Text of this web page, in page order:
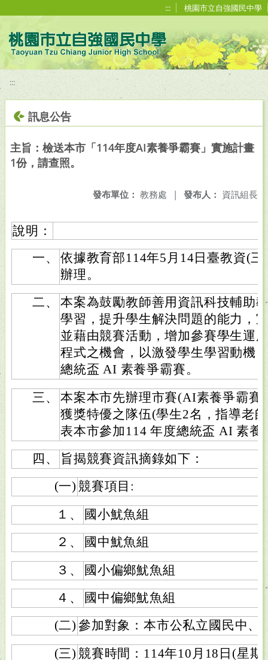
::: 桃園市立自強國民中學
:::
訊息公告
主旨：檢送本市「114年度AI素養爭霸賽」實施計畫
1份，請查照。
發布人： 資訊組長
發布單位： 教務處 |
說明：
一、
依據教育部114年5月14日臺教資(
辦理。
二、
本案為鼓勵教師善用資訊科技輔助
學習，提升學生解決問題的能力，
並藉由競賽活動，增加參賽學生運
程式之機會，以激發學生學習動機
總統盃 AI 素養爭霸賽。
三、
本案本市先辦理市賽(AI素養爭霸賽
獲獎特優之隊伍(學生2名，指導老
表本市參加114 年度總統盃 AI 素養
四、
旨揭競賽資訊摘錄如下：
(一) 競賽項目:
１、
國小魷魚組
２、
國中魷魚組
３、
國小偏鄉魷魚組
４、
國中偏鄉魷魚組
(二) 參加對象：本市公私立國民中、
(三) 競賽時間：114年10月18日(星期